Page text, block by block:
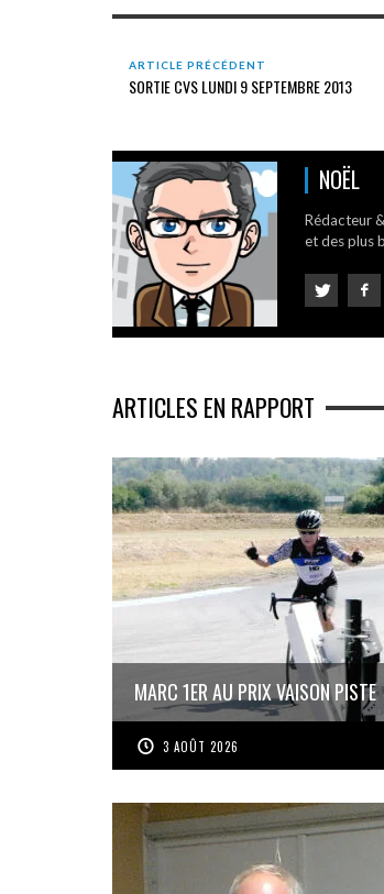
ARTICLE PRÉCÉDENT
SORTIE CVS LUNDI 9 SEPTEMBRE 2013
NOËL
Rédacteur
et des plus
ARTICLES EN RAPPORT
MARC 1ER AU PRIX VAISON PISTE
3 AOÛT 2026